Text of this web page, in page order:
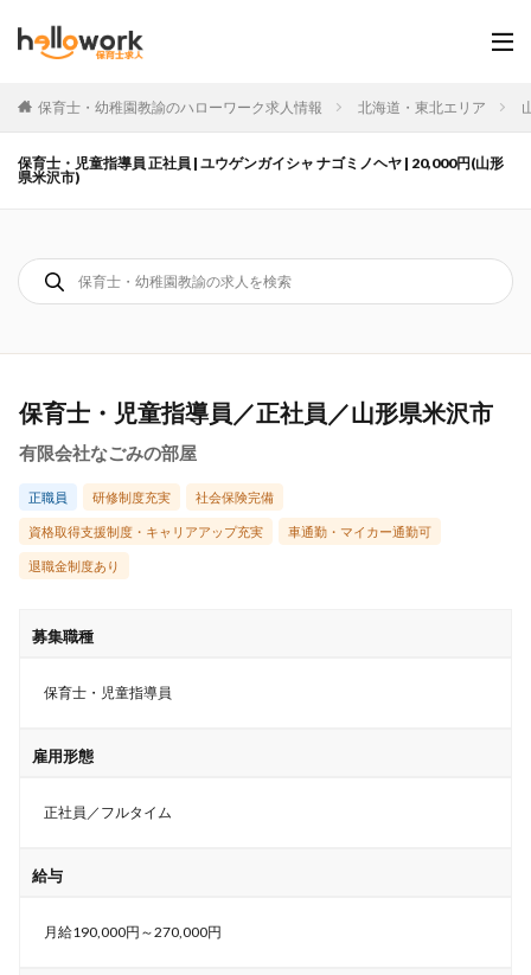
保育士・幼稚園教諭のハローワーク求人情報 北海道・東北エリア
保育士・児童指導員 正社員 | ユウゲンガイシャ ナゴミノヘヤ | 20,000円(山形
県米沢市)
保育士・児童指導員／正社員／山形県米沢市
有限会社なごみの部屋
正職員 研修制度充実 社会保険完備
資格取得支援制度・キャリアアップ充実 車通勤・マイカー通勤可
退職金制度あり
募集職種
保育士・児童指導員
雇用形態
正社員／フルタイム
給与
月給190,000円～270,000円